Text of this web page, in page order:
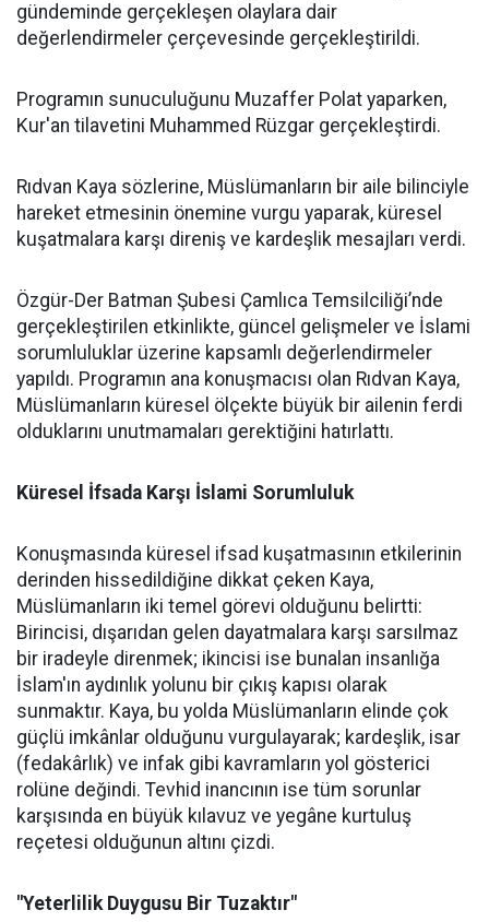
gündeminde gerçekleşen olaylara dair
değerlendirmeler çerçevesinde gerçekleştirildi.
Programın sunuculuğunu Muzaffer Polat yaparken,
Kur'an tilavetini Muhammed Rüzgar gerçekleştirdi.
Rıdvan Kaya sözlerine, Müslümanların bir aile bilinciyle
hareket etmesinin önemine vurgu yaparak, küresel
kuşatmalara karşı direniş ve kardeşlik mesajları verdi.
Özgür-Der Batman Şubesi Çamlıca Temsilciliği’nde
gerçekleştirilen etkinlikte, güncel gelişmeler ve İslami
sorumluluklar üzerine kapsamlı değerlendirmeler
yapıldı. Programın ana konuşmacısı olan Rıdvan Kaya,
Müslümanların küresel ölçekte büyük bir ailenin ferdi
olduklarını unutmamaları gerektiğini hatırlattı.
Küresel İfsada Karşı İslami Sorumluluk
Konuşmasında küresel ifsad kuşatmasının etkilerinin
derinden hissedildiğine dikkat çeken Kaya,
Müslümanların iki temel görevi olduğunu belirtti:
Birincisi, dışarıdan gelen dayatmalara karşı sarsılmaz
bir iradeyle direnmek; ikincisi ise bunalan insanlığa
İslam'ın aydınlık yolunu bir çıkış kapısı olarak
sunmaktır. Kaya, bu yolda Müslümanların elinde çok
güçlü imkânlar olduğunu vurgulayarak; kardeşlik, isar
(fedakârlık) ve infak gibi kavramların yol gösterici
rolüne değindi. Tevhid inancının ise tüm sorunlar
karşısında en büyük kılavuz ve yegâne kurtuluş
reçetesi olduğunun altını çizdi.
"Yeterlilik Duygusu Bir Tuzaktır"